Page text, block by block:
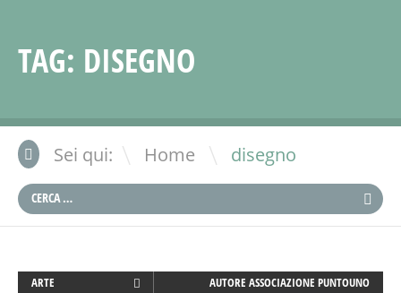
TAG: DISEGNO
Sei qui: Home \ disegno
ARTE
AUTORE ASSOCIAZIONE PUNTOUNO